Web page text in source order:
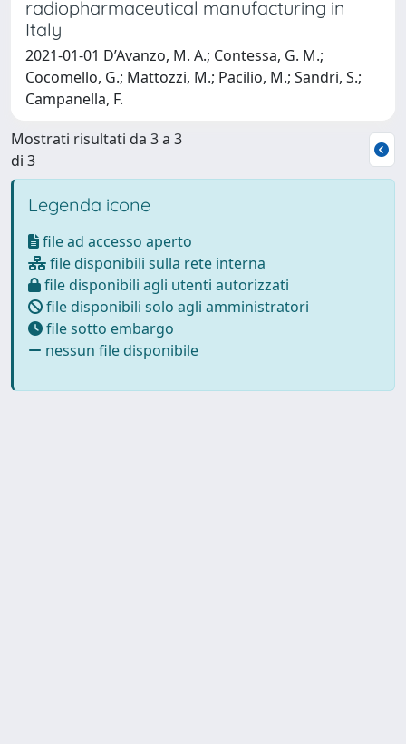
radiopharmaceutical manufacturing in
Italy
2021-01-01 D’Avanzo, M. A.; Contessa, G. M.;
Cocomello, G.; Mattozzi, M.; Pacilio, M.; Sandri, S.;
Campanella, F.
Mostrati risultati da 3 a 3
di 3
Legenda icone
file ad accesso aperto
file disponibili sulla rete interna
file disponibili agli utenti autorizzati
file disponibili solo agli amministratori
file sotto embargo
nessun file disponibile